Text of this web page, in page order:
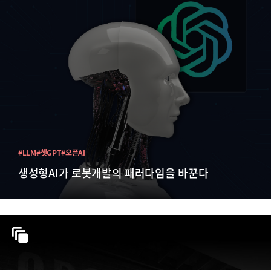
생성형AI가 로봇개발의 패러다임을 바꾼다
#LLM#챗GPT#오픈AI